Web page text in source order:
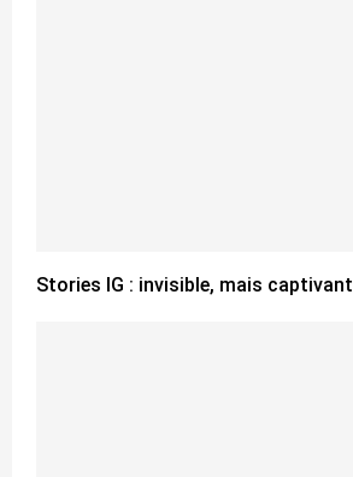
Stories IG : invisible, mais captivant